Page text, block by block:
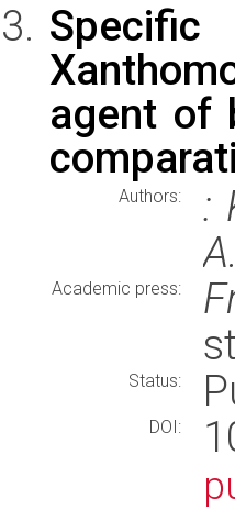
agent of
Authors:
:
Academic press:
Status:
DOI: